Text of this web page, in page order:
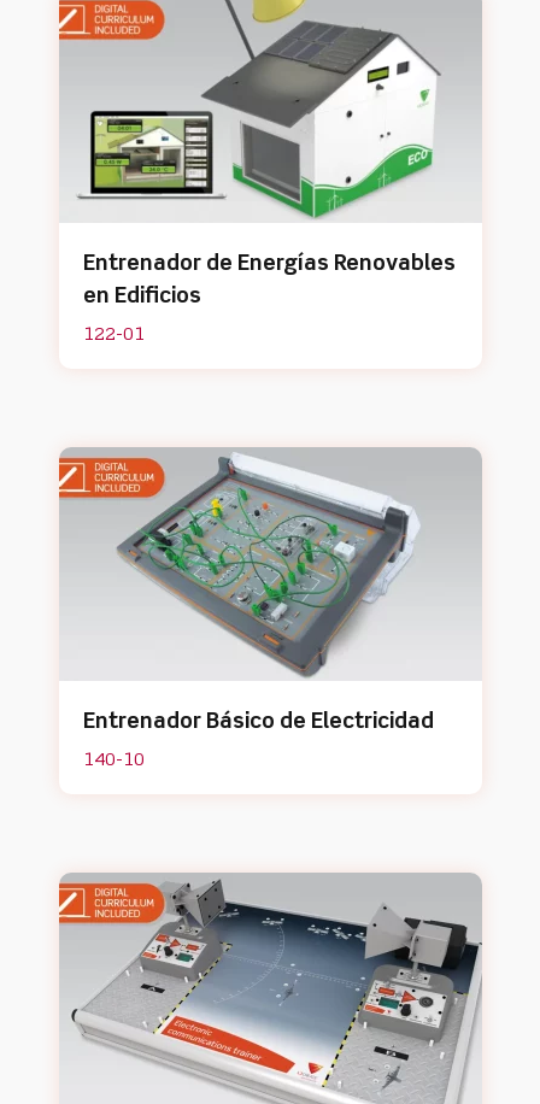
Entrenador de Energías Renovables
en Edificios
122-01
Entrenador Básico de Electricidad
140-10